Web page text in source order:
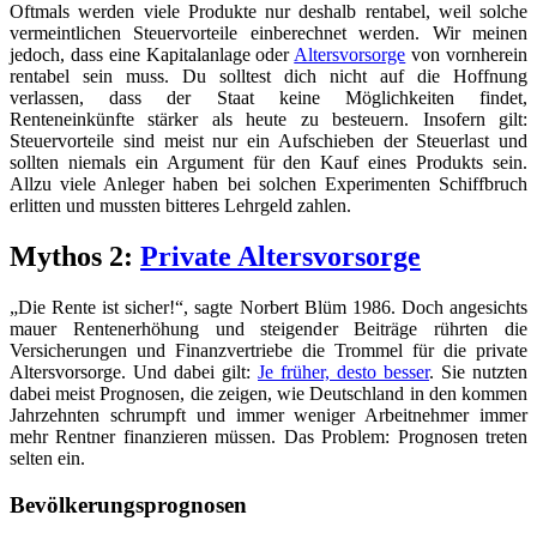
Oftmals werden viele Produkte nur deshalb rentabel, weil solche
vermeintlichen Steuervorteile einberechnet werden. Wir meinen
jedoch, dass eine Kapitalanlage oderAltersvorsorge von vornherein
rentabel sein muss. Du solltest dich nicht auf die Hoffnung
verlassen, dass der Staat keine Möglichkeiten findet,
Renteneinkünfte stärker als heute zu besteuern. Insofern gilt:
Steuervorteile sind meist nur ein Aufschieben der Steuerlast und
sollten niemals ein Argument für den Kauf eines Produkts sein.
Allzu viele Anleger haben bei solchen Experimenten Schiffbruch
erlitten und mussten bitteres Lehrgeld zahlen.
Mythos 2: Private Altersvorsorge
„Die Rente ist sicher!“, sagte Norbert Blüm 1986. Doch angesichts
mauer Rentenerhöhung und steigender Beiträge rührten die
Versicherungen und Finanzvertriebe die Trommel für die private
Altersvorsorge. Und dabei gilt: Je früher, desto besser. Sie nutzten
dabei meist Prognosen, die zeigen, wie Deutschland in den kommen
Jahrzehnten schrumpft und immer weniger Arbeitnehmer immer
mehr Rentner finanzieren müssen. Das Problem: Prognosen treten
selten ein.
Bevölkerungsprognosen